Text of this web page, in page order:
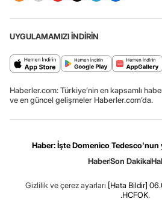
UYGULAMAMIZI İNDİRİN
Haberler.com: Türkiye’nin en kapsamlı
ve en güncel gelişmeler Haberler.com’da.
Haber: İşte Domenico Tedesco'nun
HaberSon Dakika
Gizlilik ve çerez ayarları [Hata Bildir]
.HCFOK.